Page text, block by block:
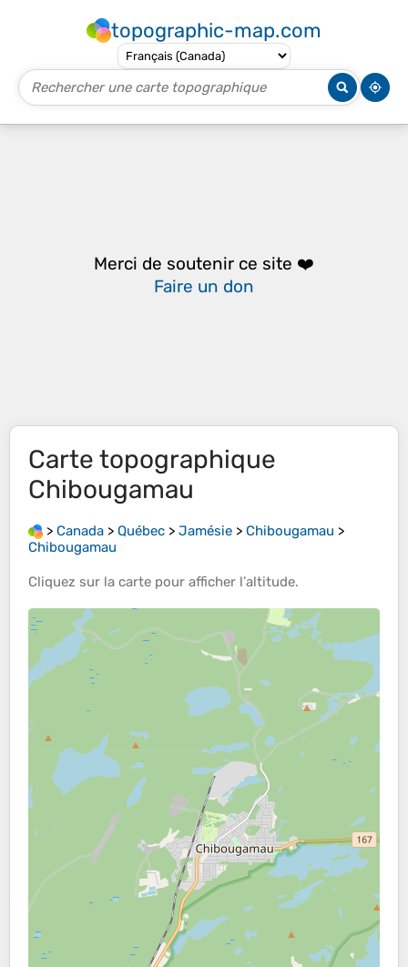
topographic-map.com
Merci de soutenir ce site ❤️
Faire un don
Carte topographique
Chibougamau
> Canada > Québec > Jamésie > Chibougamau >
Chibougamau
Cliquez sur la carte pour afficher l’altitude.